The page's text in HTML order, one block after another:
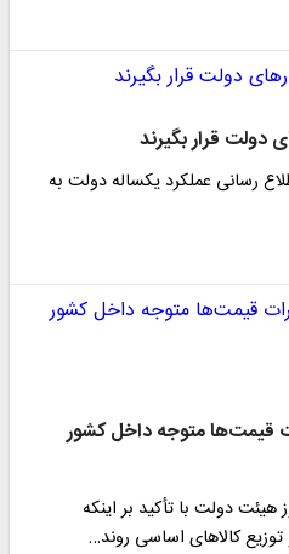
دولت قرار بگیرند
رسانی عملکرد یکساله دولت به
قیمت‌ها متوجه داخل کشور
دولت با تأکید بر اینکه
کالاهای اساسی روند…